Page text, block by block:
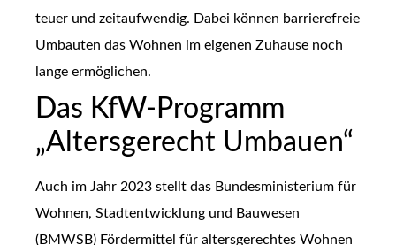
teuer und zeitaufwendig. Dabei können barrierefreie
Umbauten das Wohnen im eigenen Zuhause noch
lange ermöglichen.
Das KfW-Programm
„Altersgerecht Umbauen“
Auch im Jahr 2023 stellt das Bundesministerium für
Wohnen, Stadtentwicklung und Bauwesen
(BMWSB) Fördermittel für altersgerechtes Wohnen